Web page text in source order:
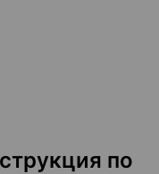
по